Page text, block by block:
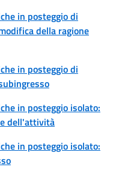
in posteggio di
della ragione
in posteggio di
in posteggio isolato:
dell'attività
in posteggio isolato: